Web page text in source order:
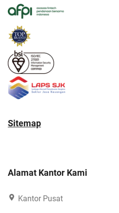
Sitemap
Alamat Kantor Kami
Kantor Pusat